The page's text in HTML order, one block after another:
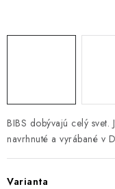
BIBS dobývajú celý
navrhnuté a vyrábané v
Varianta